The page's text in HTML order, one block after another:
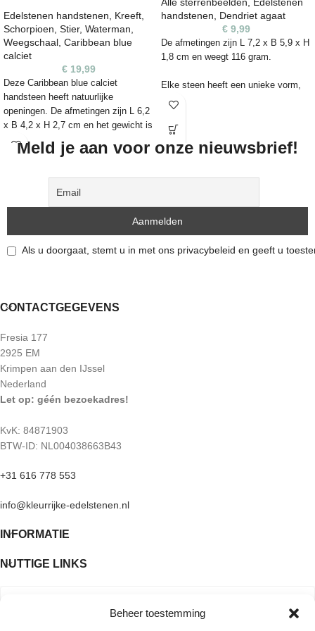
Beheer toestemming
authentieke karakter van de steen.
Let op: kleuren kunnen iets afwijken
door lichtinval of de instellingen van
je beeldscherm.
Edelstenen handstenen Kreeft
Schorpioen Stier, Waterman
Weegschaal Caribbean blue
calciet
€ 19,99
Deze Caribbean blue calciet
handsteen heeft natuurlijke
openingen. De afmetingen zijn L 6,2
x B 4,2 x H 2,7 cm en het gewicht is
104 gram. Het houdertje is apart in
de webshop verkrijgbaar.
kleur en kunnen daarom
oneffenheden bevatten. Het is een
egaal. De edelsteen die je op de foto
ziet, is ook de steen die je ontvangt.
handstenen
Dendriet agaat
€ 9,99
De afmetingen zijn L 7,2 x B 5,9 x H
1,8 cm en weegt 116 gram.
Elke steen heeft een unieke vorm,
kleur en kunnen daarom
natuurproduct en zijn niet 100%
egaal. De edelsteen die je op de foto
ziet, is ook de steen die je ontvangt.
Meld je aan voor onze nieuwsbrief!
Als u doorgaat, stemt u in met ons privacybeleid en geeft u
CONTACTGEGEVENS
Fresia 177
2925 EM
Krimpen aan den IJssel
Nederland
Let op: géén bezoekadres!
KvK: 84871903
BTW-ID: NL004038663B43
+31 616 778 553
info@kleurrijke-edelstenen.nl
INFORMATIE
NUTTIGE LINKS